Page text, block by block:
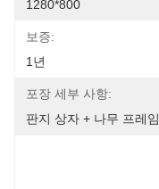
1280*800
보증:
1년
포장 세부 사항:
판지 상자 + 나무 프레임